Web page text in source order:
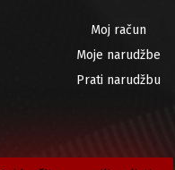
Moj račun
Moje narudžbe
Prati narudžbu